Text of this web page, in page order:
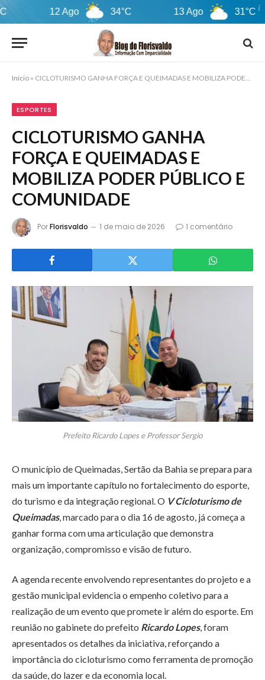
34°C 31°C
Início » CICLOTURISMO GANHA FORÇA E QUEIMADAS E MOBILIZA PODER PÚBLICO E COMUNIDADE
ESPORTES
CICLOTURISMO GANHA
FORÇA E QUEIMADAS E
MOBILIZA PODER PÚBLICO E
COMUNIDADE
PorFlorisvaldo 1 de maio de 2026 1 comentário
Prefeito Ricardo Lopes e Professor Sergio
O município de Queimadas, Sertão da Bahia se prepara para
mais um importante capítulo no fortalecimento do esporte,
do turismo e da integração regional. O V Cicloturismo de
Queimadas, marcado para o dia 16 de agosto, já começa a
ganhar forma com uma articulação que demonstra
organização, compromisso e visão de futuro.
A agenda recente envolvendo representantes do projeto e a
gestão municipal evidencia o empenho coletivo para a
realização de um evento que promete ir além do esporte. Em
reunião no gabinete do prefeito Ricardo Lopes, foram
apresentados os detalhes da iniciativa, reforçando a
importância do cicloturismo como ferramenta de promoção
da saúde, do lazer e da economia local.